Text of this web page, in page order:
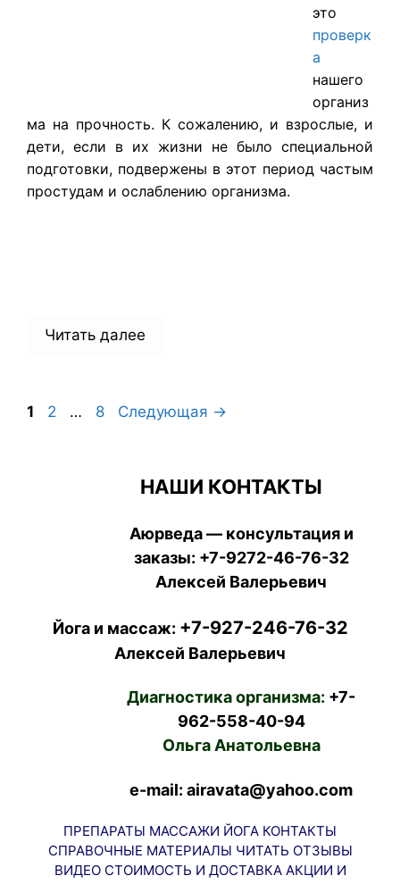
это
проверк
а
нашего
организ
ма на прочность. К сожалению, и взрослые, и
дети, если в их жизни не было специальной
подготовки, подвержены в этот период частым
простудам и ослаблению организма.
Читать далее
Страница
1 Страница
2 … Страница
8 Следующая →
НАШИ КОНТАКТЫ
Аюрведа — консультация и
заказы: +7-9272-46-76-32
Алексей Валерьевич
Йога и массаж: +7-927-246-76-32
Алексей Валерьевич
Диагностика организма: +7-
962-558-40-94
Ольга Анатольевна
e-mail: airavata@yahoo.com
ПРЕПАРАТЫ МАССАЖИ ЙОГА КОНТАКТЫ
СПРАВОЧНЫЕ МАТЕРИАЛЫ ЧИТАТЬ ОТЗЫВЫ
ВИДЕО СТОИМОСТЬ И ДОСТАВКА АКЦИИ И